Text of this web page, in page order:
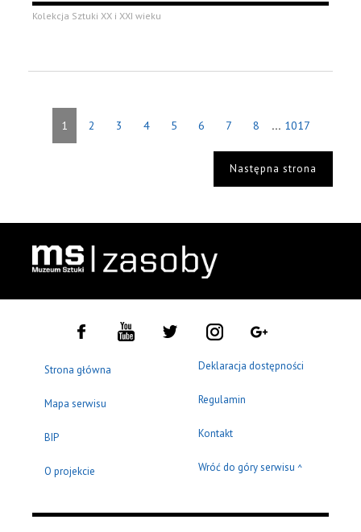
Kolekcja Sztuki XX i XXI wieku
1 2 3 4 5 6 7 8 ... 1017
Następna strona
Strona główna
Mapa serwisu
BIP
O projekcie
Deklaracja dostępności
Regulamin
Kontakt
Wróć do góry serwisu ^